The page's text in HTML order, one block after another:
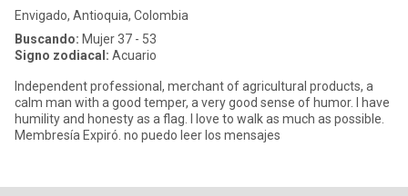
Envigado, Antioquia, Colombia
Buscando: Mujer 37 - 53
Signo zodiacal: Acuario
Independent professional, merchant of agricultural products, a
calm man with a good temper, a very good sense of humor. I have
humility and honesty as a flag. I love to walk as much as possible.
Membresía Expiró. no puedo leer los mensajes